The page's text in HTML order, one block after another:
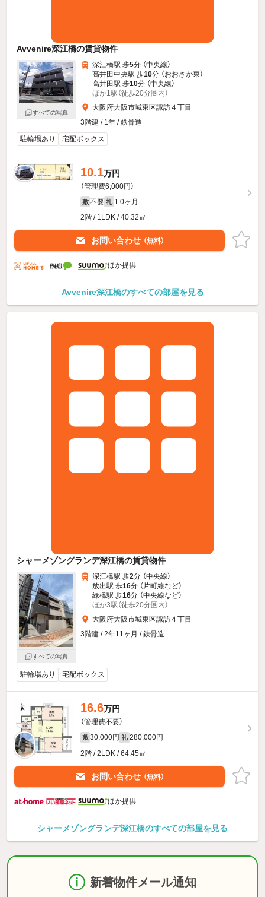
Avvenire深江橋の賃貸物件
すべての写真
深江橋駅 歩5分 （中央線）
高井田中央駅 歩10分 （おおさか東）
高井田駅 歩10分 （中央線）
ほか1駅（徒歩20分圏内）
大阪府大阪市城東区諏訪４丁目
3階建 / 1年 / 鉄骨造
駐輪場あり
宅配ボックス
10.1万円
（管理費6,000円）
敷 不要 礼 1.0ヶ月
2階 / 1LDK / 40.32㎡
お問い合わせ （無料）
ほか提供
Avvenire深江橋のすべての部屋を見る
シャーメゾングランデ深江橋の賃貸物件
すべての写真
深江橋駅 歩2分 （中央線）
放出駅 歩16分 （片町線など）
緑橋駅 歩16分 （中央線など）
ほか3駅（徒歩20分圏内）
大阪府大阪市城東区諏訪４丁目
3階建 / 2年11ヶ月 / 鉄骨造
駐輪場あり 宅配ボックス
16.6万円
（管理費不要）
敷 30,000円 礼 280,000円
2階 / 2LDK / 64.45㎡
お問い合わせ （無料）
ほか提供
シャーメゾングランデ深江橋のすべての部屋を見る
新着物件メール通知